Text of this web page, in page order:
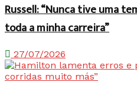
Russell: “Nunca tive uma
toda a minha carreira”
27/07/2026